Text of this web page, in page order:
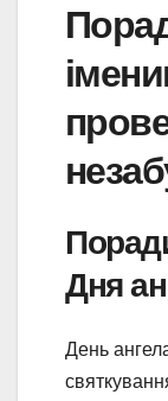
Дня
День